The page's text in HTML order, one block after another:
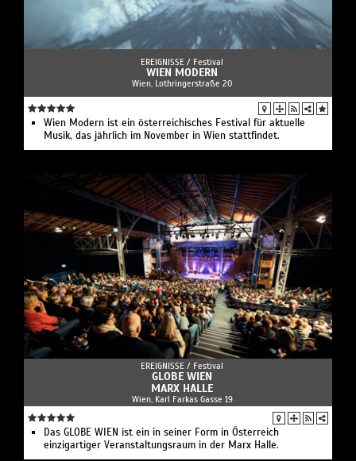
EREIGNISSE / Festival
WIEN MODERN
Wien, Lothringerstraße 20
Wien Modern ist ein österreichisches Festival für aktuelle
Musik, das jährlich im November in Wien stattfindet.
EREIGNISSE / Festival
GLOBE WIEN
MARX HALLE
Wien, Karl Farkas Gasse 19
Das GLOBE WIEN ist ein in seiner Form in Österreich
einzigartiger Veranstaltungsraum in der Marx Halle.